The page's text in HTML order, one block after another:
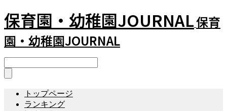
保育園・幼稚園JOURNAL保育
園・幼稚園JOURNAL
トップページ
ランキング